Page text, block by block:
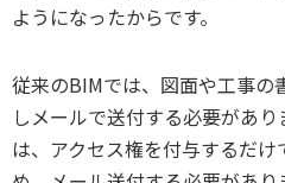
ようになったからです。
従来のBIMでは、図面や工事の
しメールで送付する必要があ
は、アクセス権を付与するだ